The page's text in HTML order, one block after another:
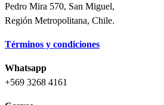
Pedro Mira 570, San Miguel,
Región Metropolitana, Chile.
Términos y condiciones
Whatsapp
+569 3268 4161